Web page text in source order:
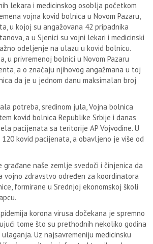
lekara i medicinskog osoblja početkom
vojna kovid bolnica u Novom Pazaru,
u kojoj su angažovana 42 pripadnika
a u Sjenici su vojni lekari i medicinski
odeljenje na ulazu u kovid bolnicu.
u privremenoj bolnici u Novom Pazaru
a o značaju njihovog angažmana u toj
da je u jednom danu maksimalan broj
potreba, sredinom jula, Vojna bolnica
kovid bolnica Republike Srbije i danas
pacijenata sa teritorije AP Vojvodine. U
kovid pacijenata, a obavljeno je više od
građane naše zemlje svedoči i činjenica da
vojno zdravstvo određen za koordinatora
formirane u Srednjoj ekonomskoj školi
korona virusa dočekana je spremno
tome što su prethodnih nekoliko godina
Uz najsavremeniju medicinsku